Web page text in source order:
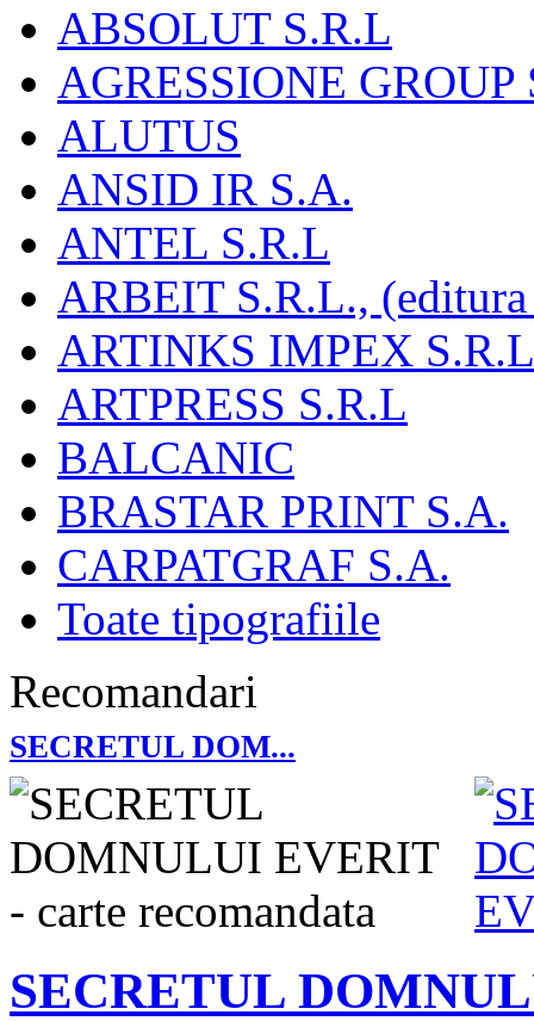
ABSOLUT S.R.L
AGRESSIONE GROUP
ALUTUS
ANSID IR S.A.
ANTEL S.R.L
ARBEIT S.R.L.,
ARTINKS IMPEX
ARTPRESS S.R.L
BALCANIC
BRASTAR PRINT S.A.
CARPATGRAF S.A.
Toate tipografiile
Recomandari
SECRETUL DOM...
SECRETUL